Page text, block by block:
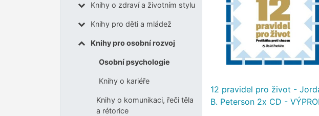
Knihy o zdraví a životním stylu
Knihy pro děti a mládež
Knihy pro osobní rozvoj
Osobní psychologie
Knihy o kariéře
Knihy o komunikaci, řeči těla
a rétorice
12 pravidel pro život -
B. Peterson 2x CD -